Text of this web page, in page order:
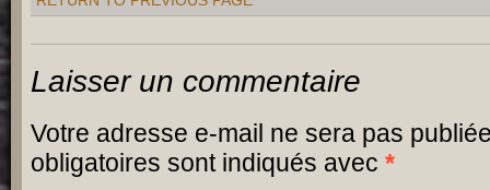
Laisser un commentaire
Votre adresse e-mail ne sera pas
obligatoires sont indiqués avec *